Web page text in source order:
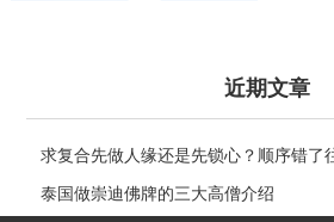
近期文章
求复合先做人缘还是先锁心？顺序错了
泰国做崇迪佛牌的三大高僧介绍